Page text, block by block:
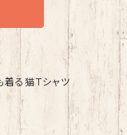
着る猫Tシャツ